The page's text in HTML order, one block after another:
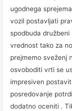
ugodnega
vozil postavljati
spodbuda
vrednost tako za
prejmemo sveženj
osvoboditi vrti se
impresiven
posredovanje
dodatno oceniti .